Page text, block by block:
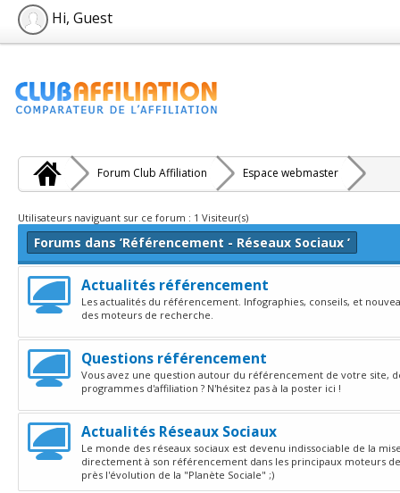
Hi, Guest
Forum Club Affiliation Espace webmaster
Utilisateurs naviguant sur ce forum : 1 Visiteur(s)
Forums dans ’Référencement - Réseaux Sociaux ’
Actualités référencement
Les actualités du référencement. Infographies, conseils, et
des moteurs de recherche.
Questions référencement
Vous avez une question autour du référencement de votre site,
programmes d'affiliation ? N'hésitez pas à la poster ici !
Actualités Réseaux Sociaux
Le monde des réseaux sociaux est devenu indissociable de la
directement à son référencement dans les principaux moteurs
près l'évolution de la "Planète Sociale" ;)